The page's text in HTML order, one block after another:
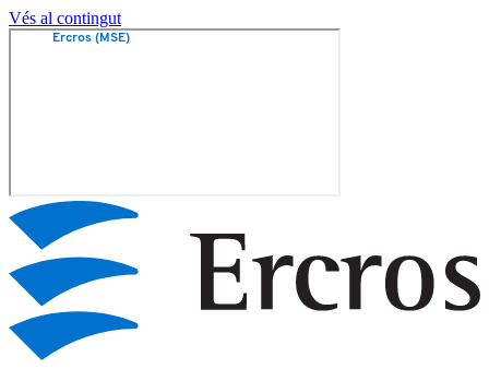
Vés al contingut